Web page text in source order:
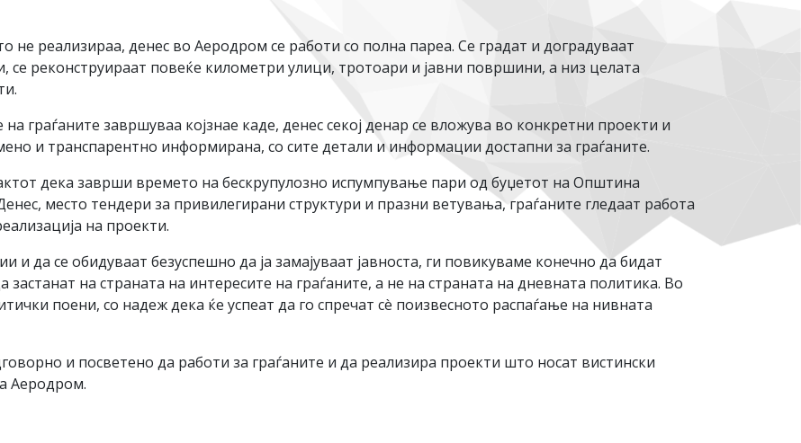
не реализираа, денес во Аеродром се работи со полна пареа. Се градат и доградуваат
се реконструираат повеќе километри улици, тротоари и јавни површини, а низ целата
граѓаните завршуваа којзнае каде, денес секој денар се вложува во конкретни проекти и
и транспарентно информирана, со сите детали и информации достапни за граѓаните.
дека заврши времето на бескрупулозно испумпување пари од буџетот на Општина
место тендери за привилегирани структури и празни ветувања, граѓаните гледаат работа
на проекти.
да се обидуваат безуспешно да ја замајуваат јавноста, ги повикуваме конечно да бидат
на страната на интересите на граѓаните, а не на страната на дневната политика. Во
поени, со надеж дека ќе успеат да го спречат сè поизвесното распаѓање на нивната
и посветено да работи за граѓаните и да реализира проекти што носат вистински
Аеродром.